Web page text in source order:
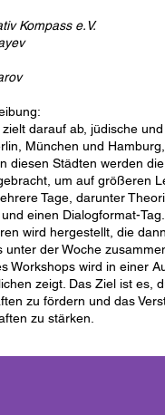
Kompass e.V.
darauf ab, jüdische
München und
diesen Städten werden
um auf größeren
Tage, darunter
einen Dialogformat-
wird hergestellt, die
unter der Woche
Workshops wird in einer
zeigt. Das Ziel ist es,
zu fördern und das
zu stärken.